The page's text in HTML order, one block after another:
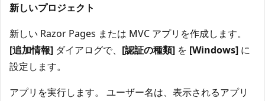
新しいプロジェクト
新しい Razor Pages または MVC アプリを作成します。
[追加情報] ダイアログで、 [認証の種類] を [Windows] に
設定します。
アプリを実行します。 ユーザー名は、表示されるアプリ